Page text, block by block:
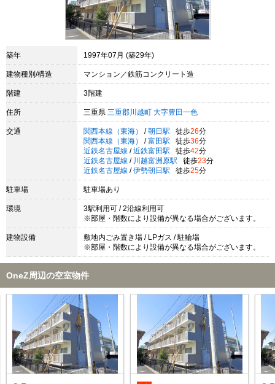
築年 1997年07月 (築29年)
建物種別/構造 マンション／鉄筋コンクリート造
階建 3階建
住所 三重県 三重郡川越町 大字豊田一色
交通 関西本線（東海） / 朝日駅 徒歩26分
関西本線（東海）
/ 富田駅 徒歩36分
近鉄名古屋線 / 近鉄富田駅 徒歩42分
近鉄名古屋線 / 川越富洲原駅 徒歩23分
近鉄名古屋線 / 伊勢朝日駅 徒歩25分
駐車場 駐車場あり
環境
3駅利用可 / 2沿線利用可
※部屋・階数により設備が異なる場合がございます。
建物設備
敷地内ごみ置き場 / LPガス / 駐輪場
※部屋・階数により設備が異なる場合がございます。
OneZ周辺の空室物件